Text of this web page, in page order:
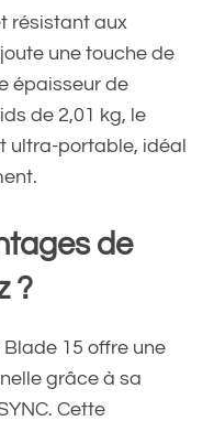
résistant aux
une touche de
épaisseur de
de 2,01 kg, le
ultra-portable, idéal
de
?
Blade 15 offre une
grâce à sa
Cette